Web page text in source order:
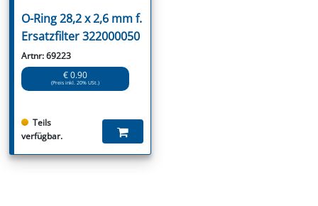
O-Ring 28,2 x 2,6 mm f.
Ersatzfilter 322000050
Artnr: 69223
€ 0.90
(Preis inkl. 20% USt.)
Teils
verfügbar.